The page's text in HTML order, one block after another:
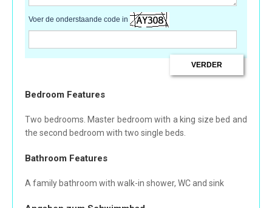
Voer de onderstaande code in
Bedroom Features
Two bedrooms. Master bedroom with a king size bed and
the second bedroom with two single beds.
Bathroom Features
A family bathroom with walk-in shower, WC and sink